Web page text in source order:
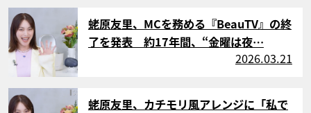
サムネイル
蛯原友里、MCを務める『BeauTV』の終
了を発表 約17年間、“金曜は夜…
2026.03.21
サムネイル
蛯原友里、カチモリ風アレンジに「私で